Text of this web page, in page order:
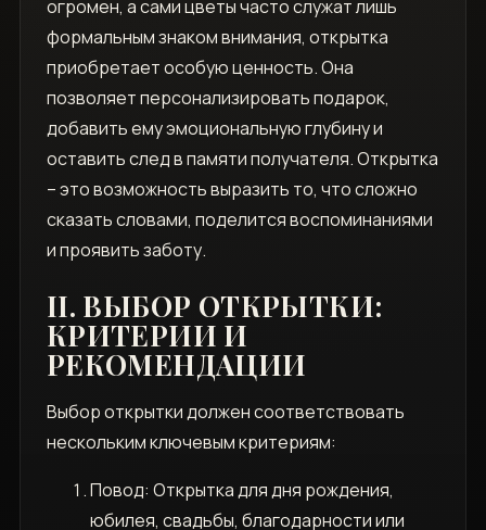
огромен, а сами цветы часто служат лишь
формальным знаком внимания, открытка
приобретает особую ценность. Она
позволяет персонализировать подарок,
добавить ему эмоциональную глубину и
оставить след в памяти получателя. Открытка
– это возможность выразить то, что сложно
сказать словами, поделится воспоминаниями
и проявить заботу.
II. ВЫБОР ОТКРЫТКИ:
КРИТЕРИИ И
РЕКОМЕНДАЦИИ
Выбор открытки должен соответствовать
нескольким ключевым критериям:
Повод: Открытка для дня рождения,
юбилея, свадьбы, благодарности или